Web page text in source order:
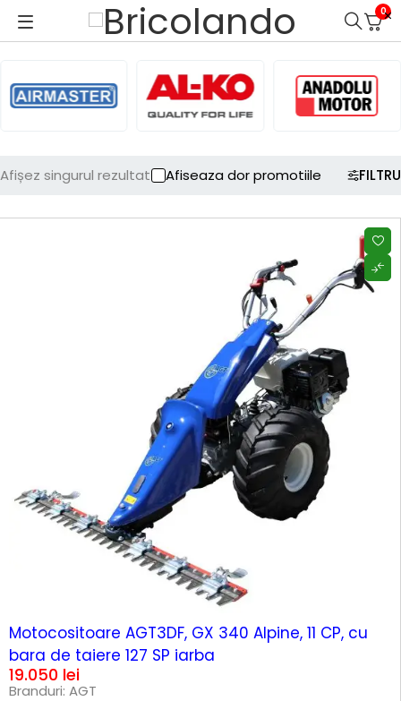
0
FILTRU
Afișez singurul rezultat Afiseaza dor promotiile
Motocositoare AGT3DF, GX 340 Alpine, 11 CP, cu
bara de taiere 127 SP iarba
19.050 lei
Branduri: AGT